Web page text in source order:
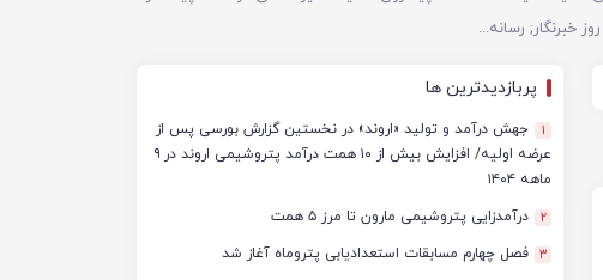
پیام وزیر نفت به مناسبت روز خبرنگار; رسانه‌ها جلوه‌های ایثار کارکنان صنعت نفت را منعکس کردند
پربازدیدترین ها
1
جهش درآمد و تولید «اروند» در نخستین گزارش بورسی پس از
عرضه اولیه/ افزایش بیش از ۱۰ همت درآمد پتروشیمی اروند در ۹
ماهه ۱۴۰۴
2 درآمدزایی پتروشیمی مارون تا مرز ۵ همت
3 فصل چهارم مسابقات استعدادیابی پتروماه آغاز شد